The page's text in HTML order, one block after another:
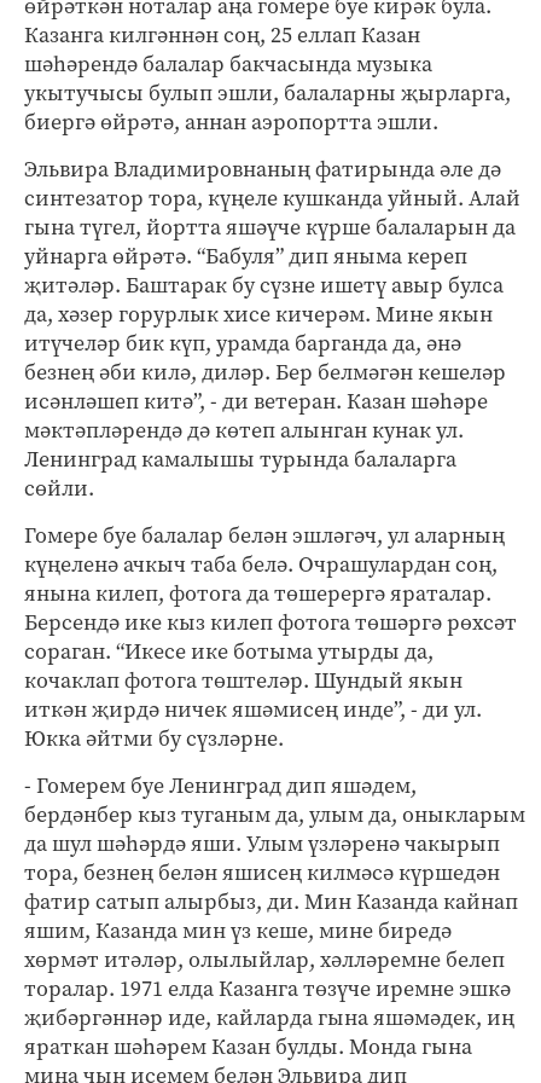
Казанга килгәннән соң, 25 еллап Казан
шәһәрендә балалар бакчасында музыка
укытучысы булып эшли, балаларны җырларга,
биергә өйрәтә, аннан аэропортта эшли.
Эльвира Владимировнаның фатирында әле дә
синтезатор тора, күңеле кушканда уйный. Алай
гына түгел, йортта яшәүче күрше балаларын да
уйнарга өйрәтә. “Бабуля” дип яныма кереп
җитәләр. Баштарак бу сүзне ишетү авыр булса
да, хәзер горурлык хисе кичерәм. Мине якын
итүчеләр бик күп, урамда барганда да, әнә
безнең әби килә, диләр. Бер белмәгән кешеләр
исәнләшеп китә”, - ди ветеран. Казан шәһәре
мәктәпләрендә дә көтеп алынган кунак ул.
Ленинград камалышы турында балаларга
сөйли.
Гомере буе балалар белән эшләгәч, ул аларның
күңеленә ачкыч таба белә. Очрашулардан соң,
янына килеп, фотога да төшерергә яраталар.
Берсендә ике кыз килеп фотога төшәргә рөхсәт
сораган. “Икесе ике ботыма утырды да,
кочаклап фотога төштеләр. Шундый якын
иткән җирдә ничек яшәмисең инде”, - ди ул.
Юкка әйтми бу сүзләрне.
- Гомерем буе Ленинград дип яшәдем,
бердәнбер кыз туганым да, улым да, оныкларым
да шул шәһәрдә яши. Улым үзләренә чакырып
тора, безнең белән яшисең килмәсә күршедән
фатир сатып алырбыз, ди. Мин Казанда кайнап
яшим, Казанда мин үз кеше, мине биредә
хөрмәт итәләр, олылыйлар, хәлләремне белеп
торалар. 1971 елда Казанга төзүче иремне эшкә
җибәргәннәр иде, кайларда гына яшәмәдек, иң
яраткан шәһәрем Казан булды. Монда гына
миңа чын исемем белән Эльвира дип